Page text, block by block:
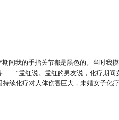
间我的手指关节都是黑色的。当时我
……”孟红说。孟红的男友说，化疗期间
续化疗对人体伤害巨大，未婚女子化